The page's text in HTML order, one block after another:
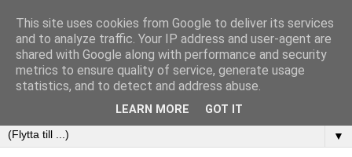
▼
This site uses cookies from Google to deliver its services
and to analyze traffic. Your IP address and user-agent are
shared with Google along with performance and security
metrics to ensure quality of service, generate usage
statistics, and to detect and address abuse.
LEARN MORE GOT IT